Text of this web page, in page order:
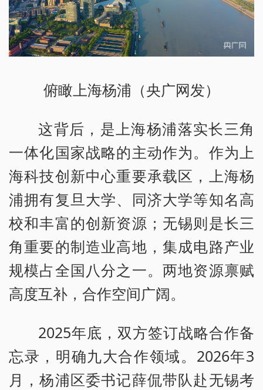
俯瞰上海杨浦（央广网发）
这背后，是上海杨浦落实长三角
一体化国家战略的主动作为。作为上
海科技创新中心重要承载区，上海杨
浦拥有复旦大学、同济大学等知名高
校和丰富的创新资源；无锡则是长三
角重要的制造业高地，集成电路产业
规模占全国八分之一。两地资源禀赋
高度互补，合作空间广阔。
2025年底，双方签订战略合作备
忘录，明确九大合作领域。2026年3
月，杨浦区委书记薛侃带队赴无锡考